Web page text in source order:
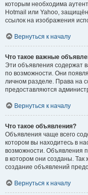
которым необходима
Hotmail или Yahoo,
ссылок на изображения
Вернуться к началу
Что такое важные
Эти объявления содержат
по возможности. Они
личном разделе. Права на
предоставляются
Вернуться к началу
Что такое объявления?
Объявления чаще всего
котором вы находитесь в
возможности. Объявления
в котором они созданы.
создание объявлений
Вернуться к началу